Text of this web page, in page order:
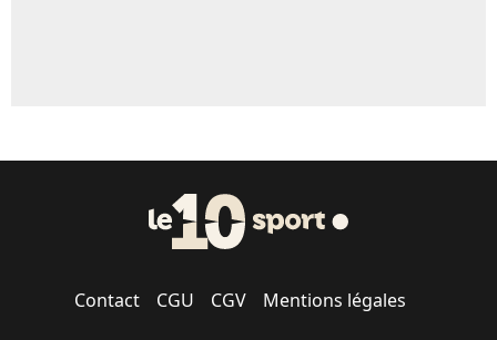
Contact CGU CGV Mentions légales